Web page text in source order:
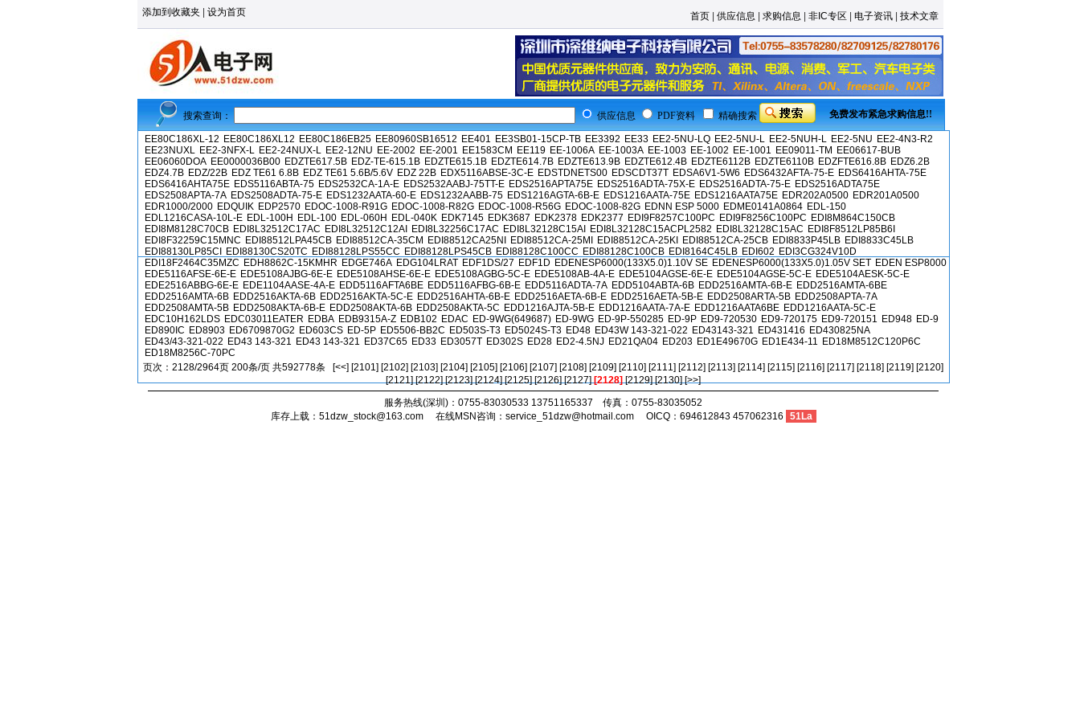
添加到收藏夹 设为首页 首页| 供应信息 求购信息 非IC专区 电子资讯| 技术文章
搜索查询： 供应信息 PDF资料 精确搜索 免费发布紧急求购信息!!
EE80C186XL-12 EE80C186XL12 EE80C186EB25 EE80960SB16512 EE401 EE3SB01-15CP-TB EE3392 EE33 EE2-5NU-LQ EE2-5NU-L EE2-5NUH-L EE2-5NU EE2-4N3-R2
EE23NUXL EE2-3NFX-L EE2-24NUX-L EE2-12NU EE-2002 EE-2001 EE1583CM EE119 EE-1006A EE-1003A EE-1003 EE-1002 EE-1001 EE09011-TM
EE06617-BUB
EE06060DOA EE0000036B00 EDZTE617.5B EDZ-TE-615.1B EDZTE615.1B EDZTE614.7B EDZTE613.9B EDZTE612.4B EDZTE6112B EDZTE6110B EDZFTE616.8B EDZ6.2B
EDZ4.7B EDZ/22B EDZ TE61 6.8B EDZ TE61 5.6B/5.6V EDZ 22B EDX5116ABSE-3C-E EDSTDNETS00 EDSCDT37T EDSA6V1-5W6 EDS6432AFTA-75-E EDS6416AHTA-75E
EDS6416AHTA75E EDS5116ABTA-75 EDS2532CA-1A-E EDS2532AABJ-75TT-E EDS2516APTA75E EDS2516ADTA-75X-E EDS2516ADTA-75-E EDS2516ADTA75E
EDS2508APTA-7A EDS2508ADTA-75-E EDS1232AATA-60-E EDS1232AABB-75 EDS1216AGTA-6B-E EDS1216AATA-75E EDS1216AATA75E EDR202A0500 EDR201A0500
EDR1000/2000 EDQUIK EDP2570 EDOC-1008-R91G EDOC-1008-R82G EDOC-1008-R56G EDOC-1008-82G EDNN ESP 5000 EDME0141A0864 EDL-150
EDL1216CASA-10L-E EDL-100H EDL-100 EDL-060H EDL-040K EDK7145 EDK3687 EDK2378 EDK2377 EDI9F8257C100PC EDI9F8256C100PC EDI8M864C150CB
EDI8M8128C70CB EDI8L32512C17AC EDI8L32512C12AI EDI8L32256C17AC EDI8L32128C15AI EDI8L32128C15ACPL2582 EDI8L32128C15AC EDI8F8512LP85B6I
EDI8F32259C15MNC EDI88512LPA45CB EDI88512CA-35CM EDI88512CA25NI EDI88512CA-25MI EDI88512CA-25KI EDI88512CA-25CB EDI8833P45LB EDI8833C45LB
EDI88130LP85CI
EDI88130CS20TC EDI88128LPS55CC EDI88128LPS45CB EDI88128C100CC EDI88128C100CB EDI8164C45LB EDI602 EDI3CG324V10D
EDI18F2464C35MZC EDH8862C-15KMHR EDGE746A EDG104LRAT EDF1DS/27 EDF1D EDENESP6000(133X5.0)1.10V SE EDENESP6000(133X5.0)1.05V SET EDEN ESP8000
EDE5116AFSE-6E-E EDE5108AJBG-6E-E EDE5108AHSE-6E-E EDE5108AGBG-5C-E EDE5108AB-4A-E EDE5104AGSE-6E-E EDE5104AGSE-5C-E EDE5104AESK-5C-E
EDE2516ABBG-6E-E EDE1104AASE-4A-E EDD5116AFTA6BE EDD5116AFBG-6B-E EDD5116ADTA-7A EDD5104ABTA-6B EDD2516AMTA-6B-E EDD2516AMTA-6BE
EDD2516AMTA-6B EDD2516AKTA-6B EDD2516AKTA-5C-E EDD2516AHTA-6B-E EDD2516AETA-6B-E EDD2516AETA-5B-E EDD2508ARTA-5B EDD2508APTA-7A
EDD2508AMTA-5B EDD2508AKTA-6B-E EDD2508AKTA-6B EDD2508AKTA-5C EDD1216AJTA-5B-E EDD1216AATA-7A-E EDD1216AATA6BE EDD1216AATA-5C-E
EDC10H162LDS EDC03011EATER EDBA EDB9315A-Z EDB102 EDAC ED-9WG(649687) ED-9WG ED-9P-550285 ED-9P ED9-720530 ED9-720175 ED9-720151 ED948 ED-9
ED890IC ED8903 ED6709870G2 ED603CS ED-5P ED5506-BB2C ED503S-T3 ED5024S-T3 ED48 ED43W 143-321-022 ED43143-321 ED431416 ED430825NA
ED43/43-321-022 ED43 143-321 ED43 143-321 ED37C65 ED33 ED3057T ED302S ED28 ED2-4.5NJ ED21QA04 ED203 ED1E49670G ED1E434-11 ED18M8512C120P6C
ED18M8256C-70PC
页次：2128/2964页 200条/页 共592778条 [<<] [2101] [2102] [2103] [2104] [2105] [2106] [2107] [2108] [2109] [2110] [2111] [2112] [2113] [2114] [2115] [2116] [2117] [2118] [2119] [2120]
[2121] [2122] [2123] [2124] [2125] [2126] [2127] [2128] [2129] [2130] [>>]
服务热线(深圳)：0755-83030533 13751165337 传真：0755-83035052
库存上载： 51dzw_stock@163.com 在线MSN咨询： service_51dzw@hotmail.com OICQ：694612843 457062316 51La